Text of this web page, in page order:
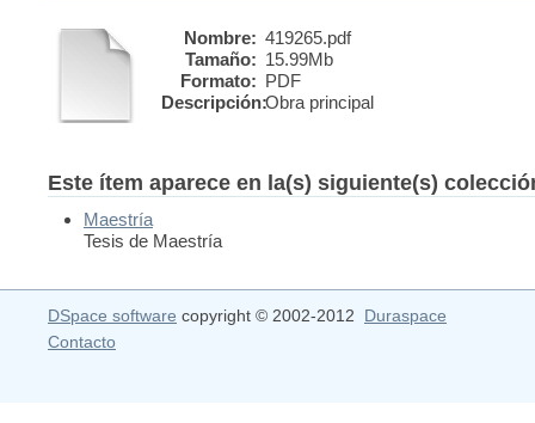
Nombre: 419265.pdf
Tamaño: 15.99Mb
Formato: PDF
Descripción:Obra principal
Este ítem aparece en la(s) siguiente(s)
Maestría
Tesis de Maestría
DSpace software copyright © 2002-2012 Duraspace
Contacto